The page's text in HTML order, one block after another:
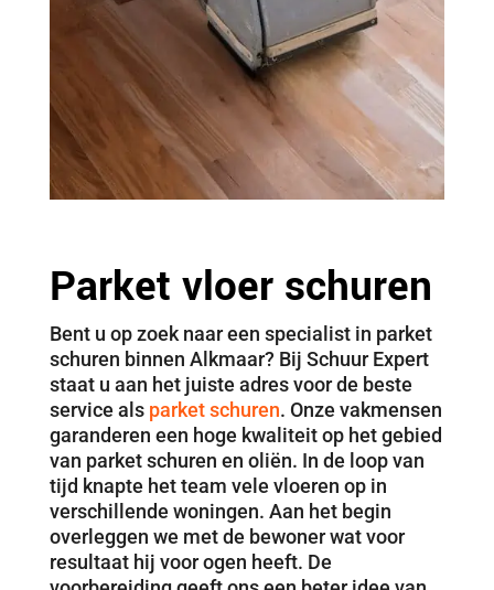
Parket vloer schuren
Bent u op zoek naar een specialist in parket
schuren binnen Alkmaar? Bij Schuur Expert
staat u aan het juiste adres voor de beste
service als parket schuren. Onze vakmensen
garanderen een hoge kwaliteit op het gebied
van parket schuren en oliën. In de loop van
tijd knapte het team vele vloeren op in
verschillende woningen. Aan het begin
overleggen we met de bewoner wat voor
resultaat hij voor ogen heeft. De